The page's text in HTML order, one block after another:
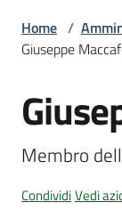
d'Argile
Amministrazione
Menu
Novità
Servizi
Home /
Giuseppe
Salta al contenuto
Membro
CondividiVedi